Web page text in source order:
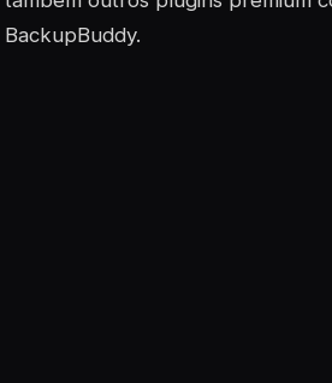
BackupBuddy.